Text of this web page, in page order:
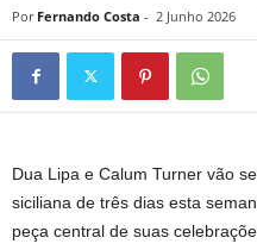
Por Fernando Costa - 2 Junho 2026
Dua Lipa e Calum Turner vão
siciliana de três dias esta
peça central de suas